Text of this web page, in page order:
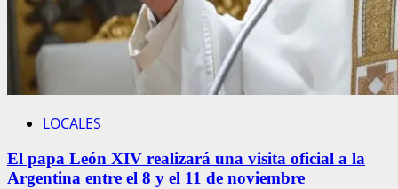
LOCALES
El papa León XIV realizará una visita oficial a la
Argentina entre el 8 y el 11 de noviembre